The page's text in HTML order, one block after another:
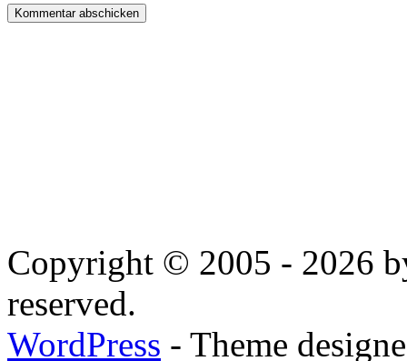
Copyright © 2005 - 2026
reserved.
WordPress - Theme